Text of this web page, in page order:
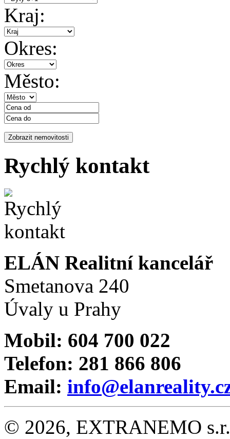
Kraj:
Okres:
Město:
Rychlý kontakt
ELÁN Realitní kancelář
Smetanova 240
Úvaly u Prahy
Mobil: 604 700 022
Telefon: 281 866 806
Email:
© 2026, EXTRANEMO